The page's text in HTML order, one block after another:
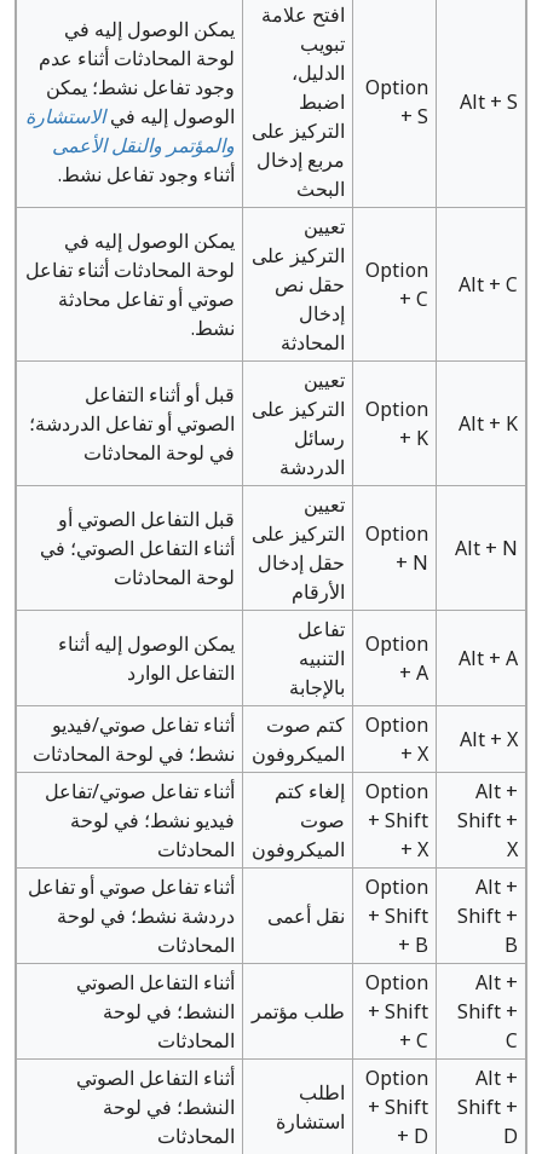
Alt + S
Option
+ S
افتح علامة
تبويب
الدليل،
اضبط
التركيز على
مربع إدخال
البحث
يمكن الوصول إليه في
لوحة المحادثات أثناء عدم
وجود تفاعل نشط؛ يمكن
الوصول إليه فيالاستشارة
والمؤتمر والنقل الأعمى
أثناء وجود تفاعل نشط.
Alt + C
Option
+ C
تعيين
التركيز على
حقل نص
إدخال
المحادثة
يمكن الوصول إليه في
لوحة المحادثات أثناء تفاعل
صوتي أو تفاعل محادثة
نشط.
Alt + K
Option
+ K
تعيين
التركيز على
رسائل
الدردشة
قبل أو أثناء التفاعل
الصوتي أو تفاعل الدردشة؛
في لوحة المحادثات
Alt + N
Option
+ N
تعيين
التركيز على
حقل إدخال
الأرقام
قبل التفاعل الصوتي أو
أثناء التفاعل الصوتي؛ في
لوحة المحادثات
Alt + A
Option
+ A
تفاعل
التنبيه
بالإجابة
يمكن الوصول إليه أثناء
التفاعل الوارد
Alt + X
Option
+ X
كتم صوت
الميكروفون
أثناء تفاعل صوتي/فيديو
نشط؛ في لوحة المحادثات
Alt +
Shift +
X
Option
+ Shift
+ X
إلغاء كتم
صوت
الميكروفون
أثناء تفاعل صوتي/تفاعل
فيديو نشط؛ في لوحة
المحادثات
Alt +
Shift +
B
Option
+ Shift
+ B
نقل أعمى
أثناء تفاعل صوتي أو تفاعل
دردشة نشط؛ في لوحة
المحادثات
Alt +
Shift +
C
Option
+ Shift
+ C
طلب مؤتمر
أثناء التفاعل الصوتي
النشط؛ في لوحة
المحادثات
Alt +
Shift +
D
Option
+ Shift
+ D
اطلب
استشارة
أثناء التفاعل الصوتي
النشط؛ في لوحة
المحادثات